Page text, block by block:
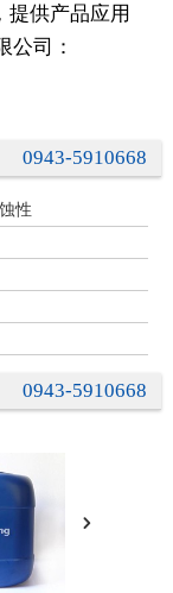
提供产品应用
公司：
0943-5910668
性
0943-5910668